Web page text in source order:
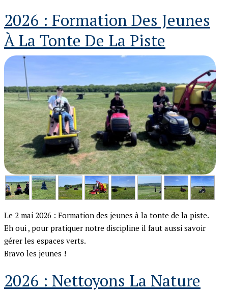
2026 : Formation Des Jeunes
À La Tonte De La Piste
Le 2 mai 2026 : Formation des jeunes à la tonte de la piste.
Eh oui , pour pratiquer notre discipline il faut aussi savoir
gérer les espaces verts.
Bravo les jeunes !
2026 : Nettoyons La Nature